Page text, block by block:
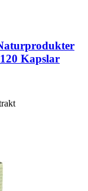
Kapslar